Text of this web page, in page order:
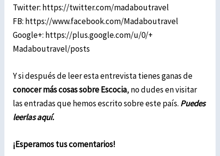
Twitter: https://twitter.com/madaboutravel
FB: https://www.facebook.com/Madaboutravel
Google+: https://plus.google.com/u/0/+
Madaboutravel/posts
Y si después de leer esta entrevista tienes ganas de
conocer más cosas sobre Escocia, no dudes en visitar
las entradas que hemos escrito sobre este país. Puedes
leerlas aquí.
¡Esperamos tus comentarios!